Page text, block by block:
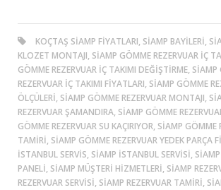
KOÇTAŞ SIAMP FIYATLARI, SIAMP BAYILERI,
KLOZET MONTAJI, SIAMP GÖMME REZERVUAR İÇ
GÖMME REZERVUAR İÇ TAKIMI DEĞIŞTIRME,
REZERVUAR İÇ TAKIMI FIYATLARI, SIAMP GÖMME
ÖLÇÜLERI, SIAMP GÖMME REZERVUAR MONTAJI,
REZERVUAR ŞAMANDIRA, SIAMP GÖMME
GÖMME REZERVUAR SU KAÇIRIYOR, SIAMP GÖMME
TAMIRI, SIAMP GÖMME REZERVUAR YEDEK PARÇA
ISTANBUL SERVIS, SIAMP ISTANBUL SERVISI,
PANELI, SIAMP MÜŞTERI HIZMETLERI, SIAMP
REZERVUAR SERVISI, SIAMP REZERVUAR TAMIRI,